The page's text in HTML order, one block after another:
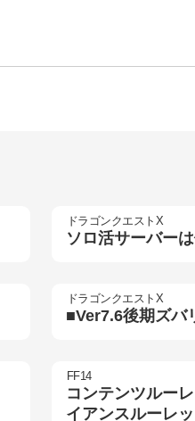
ドラゴンクエストX
ソロ活サーバー
ドラゴンクエストX
■Ver7.6後期ズバ
FF14
コンテンツルー
イアンスルーレ